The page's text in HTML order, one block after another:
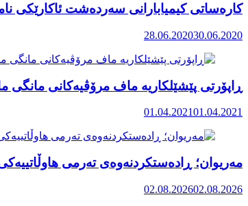
کارەساتی کیمیابارانی سەردەشت ئاکارێکی
28.06.202030.06.2020
ڕاپۆرتی پێشێلکاریە ماف مرۆڤیەکانی مانگی مارسی ٢٠٢١ رۆژهەڵاتی
01.04.202101.04.2021
مەریوان؛ ڕادەستکردنەوەی تەرمی
02.08.202602.08.2026